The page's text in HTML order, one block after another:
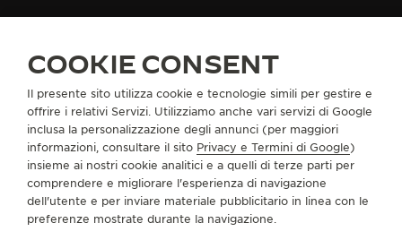
TUTTE LE COLLEZIONIMASTER CONTROL
INFORMAZIONI SU DI NOI
SERVIZI
CONTATTI
COOKIE CONSENT
Il presente sito utilizza cookie e tecnologie simili per gestire e
offrire i relativi Servizi. Utilizziamo anche vari servizi di Google
inclusa la personalizzazione degli annunci (per maggiori
informazioni, consultare il sito Privacy e Termini di Google)
insieme ai nostri cookie analitici e a quelli di terze parti per
comprendere e migliorare l'esperienza di navigazione
dell'utente e per inviare materiale pubblicitario in linea con le
preferenze mostrate durante la navigazione.